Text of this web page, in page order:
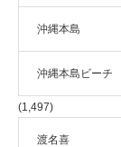
沖縄本島
沖縄本島ビーチ
(1,497)
渡名喜